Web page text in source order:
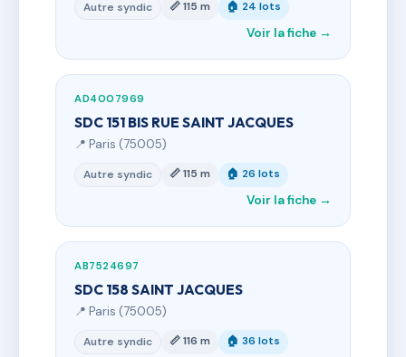
Autre syndic 📏 115 m 🏠 24 lots
Voir la fiche →
AD4007969
SDC 151 BIS RUE SAINT JACQUES
📍 Paris (75005)
Autre syndic 📏 115 m 🏠 26 lots
Voir la fiche →
AB7524697
SDC 158 SAINT JACQUES
📍 Paris (75005)
Autre syndic 📏 116 m 🏠 36 lots